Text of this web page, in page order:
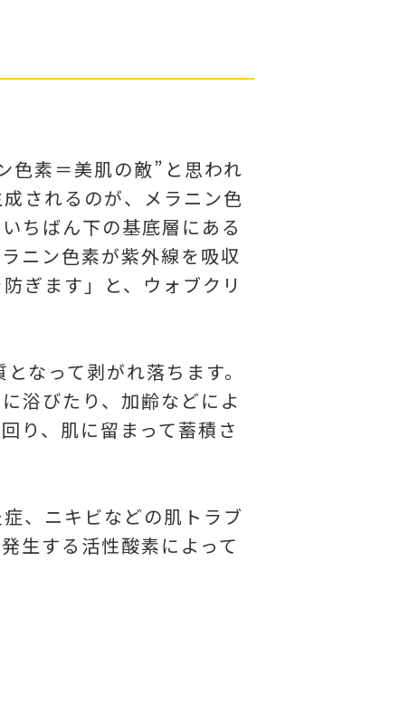
色素＝美肌の敵”と思われ
されるのが、メラニン色
ちばん下の基底層にある
ニン色素が紫外線を吸収
ぎます」と、ウォブクリ
なって剥がれ落ちます。
浴びたり、加齢などによ
り、肌に留まって蓄積さ
、ニキビなどの肌トラブ
生する活性酸素によって